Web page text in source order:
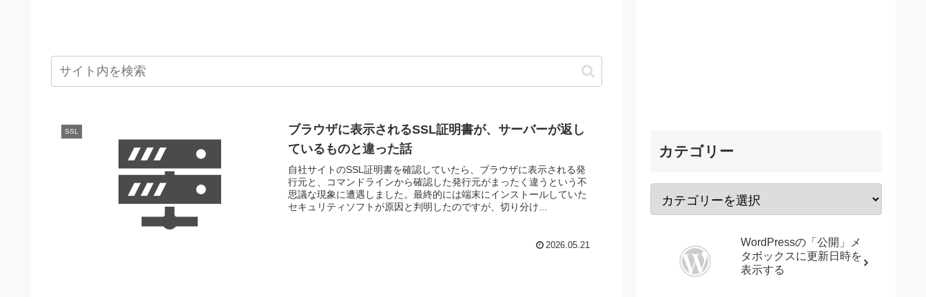
SSL
ブラウザに表示されるSSL証明書が、サーバーが返し
ているものと違った話
自社サイトのSSL証明書を確認していたら、ブラウザに表示される発
行元と、コマンドラインから確認した発行元がまったく違うという不
思議な現象に遭遇しました。最終的には端末にインストールしていた
セキュリティソフトが原因と判明したのですが、切り分け...
2026.05.21
カテゴリー
WordPressの「公開」メ
タボックスに更新日時を
表示する